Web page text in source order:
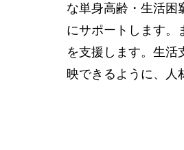
な単身高齢・生活困
にサポートします。
を支援します。生活
映できるように、人